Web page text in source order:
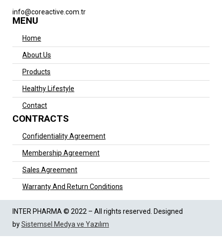
info@coreactive.com.tr
MENU
Home
About Us
Products
Healthy Lifestyle
Contact
CONTRACTS
Confidentiality Agreement
Membership Agreement
Sales Agreement
Warranty And Return Conditions
INTER PHARMA © 2022 – All rights reserved. Designed
bySistemsel Medya ve Yazılım